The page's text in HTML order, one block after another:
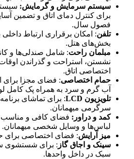
سیستم سرمایش و گرمایش:
برای کنترل دمای اتاق و تضمین
فصول سال.
تلفن: امکان برقراری ارتباط داخلی
بخش‌های هتل.
مبلمان راحت: شامل صندلی‌ها و
نشستن، استراحت و گذراندن
اختصاصی اتاق.
حمام اختصاصی: فضای مجزا برای
آب گرم و سرد به همراه پک کامل
تلویزیون LCD
: برای تماشای
سرگرمی میهمانان.
کمد و دراور: فضای کافی و مناسب
لباس‌ها و وسایل شخصی میهمانان.
میز آرایش: فضای اختصاصی برای
سینک و اجاق گاز : برای شستشوی
سبک در داخل واحدها.